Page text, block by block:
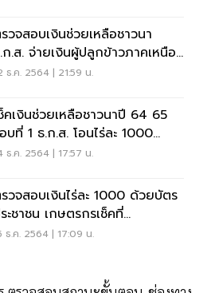
วจสอบเงินช่วยเหลือชาวนา
ก.ส. จ่ายเงินผู้ปลูกข้าวภาคเหนือ-
าน วันไหน
ธ.ค. 2564 | 21:59 น.
คเงินช่วยเหลือชาวนาปี 64 65
บที่ 1 ธ.ก.ส. โอนไร่ละ 1000
วจสอบด่วนที่นี่
ธ.ค. 2564 | 17:57 น.
วจสอบเงินไร่ละ 1000 ด้วยบัตร
ะชาชน เกษตรกรเช็คที่
ธ.ค. 2564 | 17:09 น.